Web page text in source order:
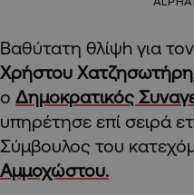
Bαθύτατη θλίψh για
Χρήστου
ο Δημοκρατικός
υπηρέτησε επί σειρά
Σύμβουλος του
Αμμοχώστου.